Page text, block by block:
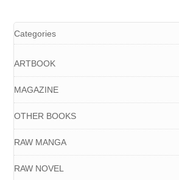
Categories
ARTBOOK
MAGAZINE
OTHER BOOKS
RAW MANGA
RAW NOVEL